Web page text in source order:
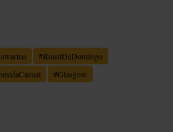
#RoastDeDomingo
#Glasgow